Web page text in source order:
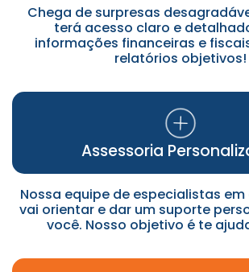
Chega de surpresas
terá acesso claro e
informações financeiras e
relatórios objetivos!
Assessoria
Nossa equipe de especialistas
vai orientar e dar um suporte
você. Nosso objetivo é te